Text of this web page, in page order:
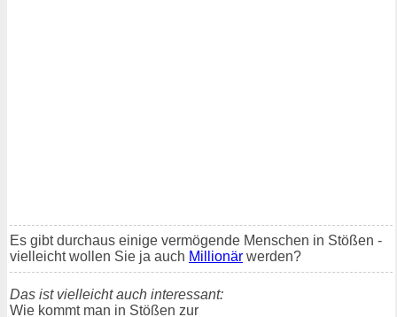
Es gibt durchaus einige vermögende Menschen in Stößen -
vielleicht wollen Sie ja auch Millionär werden?
Das ist vielleicht auch interessant:
Wie kommt man in Stößen zur